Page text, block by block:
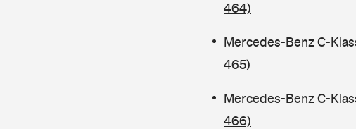
464)
Mercedes-Benz C-
465)
Mercedes-Benz C-
466)